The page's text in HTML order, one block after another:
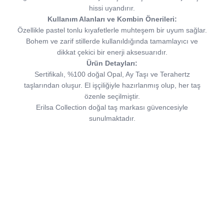
hissi uyandırır.
Kullanım Alanları ve Kombin Önerileri:
Özellikle pastel tonlu kıyafetlerle muhteşem bir uyum sağlar.
Bohem ve zarif stillerde kullanıldığında tamamlayıcı ve
dikkat çekici bir enerji aksesuarıdır.
Ürün Detayları:
Sertifikalı, %100 doğal Opal, Ay Taşı ve Terahertz
taşlarından oluşur. El işçiliğiyle hazırlanmış olup, her taş
özenle seçilmiştir.
Erilsa Collection doğal taş markası güvencesiyle
sunulmaktadır.